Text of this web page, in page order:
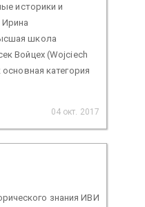
историки и
школа
Войцех (Wojciech
категория
04 окт. 2017
знания ИВИ